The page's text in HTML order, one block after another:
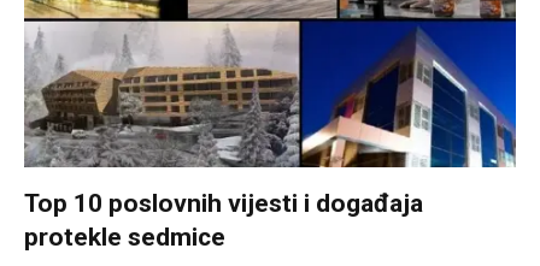
Top 10 poslovnih vijesti i događaja
protekle sedmice